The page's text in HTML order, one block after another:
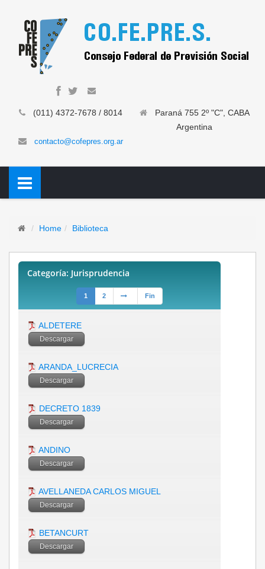
(011) 4372-7678 / 8014
Paraná 755 2º "C", CABA
Argentina
contacto@cofepres.org.ar
Home Biblioteca
Categoría: Jurisprudencia
1 2 Fin
ALDETERE
Descargar
ARANDA_LUCRECIA
Descargar
DECRETO 1839
Descargar
ANDINO
Descargar
AVELLANEDA CARLOS MIGUEL
Descargar
BETANCURT
Descargar